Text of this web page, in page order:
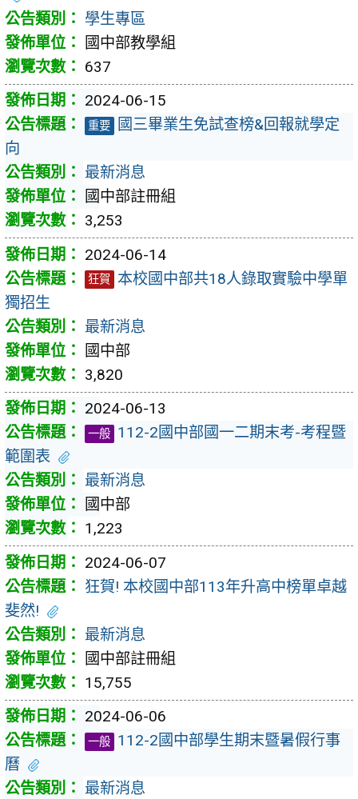
學生專區
國中部教學組
637
2024-06-15
重要
國三畢業生免試查榜&回報就學定
向
最新消息
國中部註冊組
3,253
2024-06-14
狂賀
本校國中部共18人錄取實驗中學單
獨招生
最新消息
國中部
3,820
2024-06-13
一般 112-2國中部國一二期末考-考程暨
範圍表
最新消息
國中部
1,223
2024-06-07
狂賀! 本校國中部113年升高中榜單卓越
斐然!
最新消息
國中部註冊組
15,755
2024-06-06
一般 112-2國中部學生期末暨暑假行事
曆
最新消息